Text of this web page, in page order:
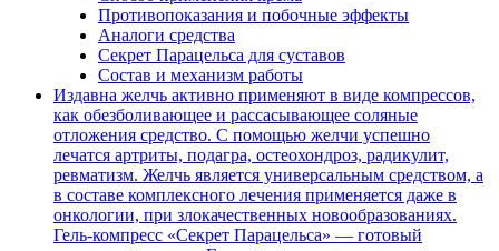
Противопоказания и побочные эффекты
Аналоги средства
Секрет Парацельса для суставов
Состав и механизм работы
Издавна желчь активно применяют в виде компрессов,
как обезболивающее и рассасывающее соляные
отложения средство. С помощью желчи успешно
лечатся артриты, подагра, остеохондроз, радикулит,
ревматизм. Желчь является универсальным средством, а
в составе комплексного лечения применяется даже в
онкологии, при злокачественных новообразованиях.
Гель-компресс «Секрет Парацельса» — готовый